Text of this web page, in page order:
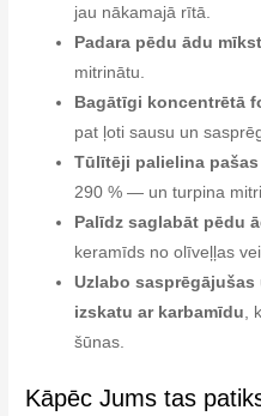
jau nākamajā rītā.
Padara pēdu ādu
mitrinātu.
Bagātīgi koncentrētā
pat ļoti sausu un
Tūlītēji palielina
290 % — un turpina
Palīdz saglabāt pēdu
keramīds no olīveļļas
Uzlabo
izskatu ar karbamīdu,
šūnas.
Kāpēc Jums tas